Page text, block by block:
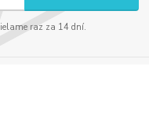
raz za 14 dní.